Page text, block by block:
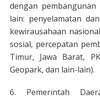
dengan
lain: penyelamatan
kewirausahaan
sosial, percepatan
Timur, Jawa Barat,
Geopark, dan lain-lain).
6. Pemerintah